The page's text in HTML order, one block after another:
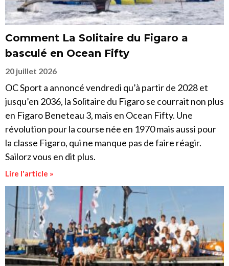
Comment La Solitaire du Figaro a
basculé en Ocean Fifty
20 juillet 2026
OC Sport a annoncé vendredi qu’à partir de 2028 et
jusqu’en 2036, la Solitaire du Figaro se courrait non plus
en Figaro Beneteau 3, mais en Ocean Fifty. Une
révolution pour la course née en 1970 mais aussi pour
la classe Figaro, qui ne manque pas de faire réagir.
Sailorz vous en dit plus.
Lire l'article »